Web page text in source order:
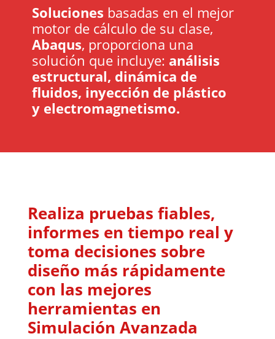
Soluciones basadas en el mejor
motor de cálculo de su clase,
Abaqus, proporciona una
solución que incluye: análisis
estructural, dinámica de
fluidos, inyección de plástico
y electromagnetismo.
Realiza pruebas fiables,
informes en tiempo real y
toma decisiones sobre
diseño más rápidamente
con las mejores
herramientas en
Simulación Avanzada